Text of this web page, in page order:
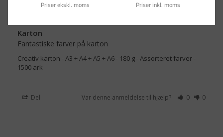
Danmark
Karton
Fantastiske farver på karton
Creativ karton - A3 + A4 + A5 + A6 - 180 g - Assorteret farver -
1500 ark
Del Var denne anmeldelse til hjælp? 0 0
Priser ekskl. moms Priser inkl. moms